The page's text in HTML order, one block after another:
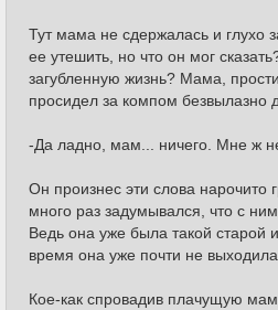
Тут мама не сдержалась и глухо
ее утешить, но что он мог
загубленную жизнь? Мама,
просидел за компом безвылазно
-Да ладно, мам... ничего. Мне ж
Он произнес эти слова
много раз задумывался, что с
Ведь она уже была такой старой
время она уже почти не
Кое-как спровадив плачущую